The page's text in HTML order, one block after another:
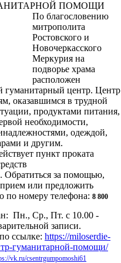
ПОМОЩИ
По благословению
митрополита
Ростовского и
Новочеркасского
Меркурия на
подворье храма
расположен
гуманитарный центр. Центр
оказавшимся в трудной
продуктами питания,
необходимости,
одеждой,
и другим.
пункт проката
Обратиться за помощью,
прием или предложить
номеру телефона: 8 800
Пн., Ср., Пт. с 10.00 -
записи.
ссылке: https://miloserdie-
гуманитарной-помощи/
vk.ru/csentrgumpomoshi61